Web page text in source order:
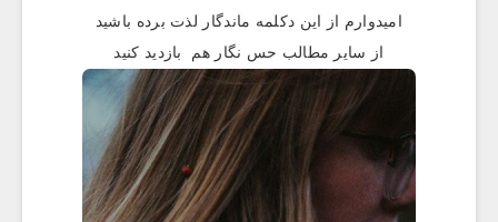
امیدوارم از این دکلمه ماندگار لذت برده باشید
از سایر مطالب حس نگار هم بازدید کنید